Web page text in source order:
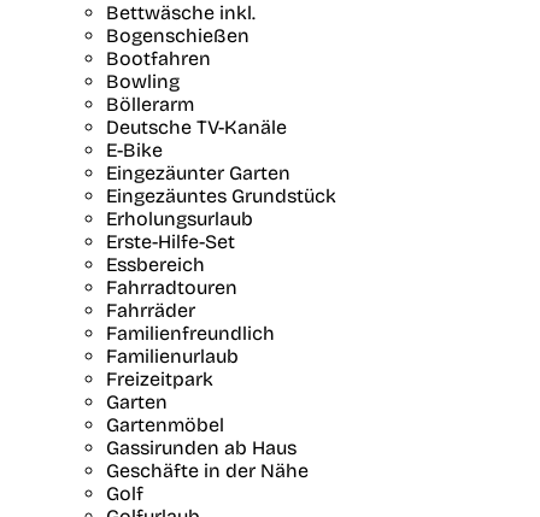
Bettwäsche inkl.
Bogenschießen
Bootfahren
Bowling
Böllerarm
Deutsche TV-Kanäle
E-Bike
Eingezäunter Garten
Eingezäuntes Grundstück
Erholungsurlaub
Erste-Hilfe-Set
Essbereich
Fahrradtouren
Fahrräder
Familienfreundlich
Familienurlaub
Freizeitpark
Garten
Gartenmöbel
Gassirunden ab Haus
Geschäfte in der Nähe
Golf